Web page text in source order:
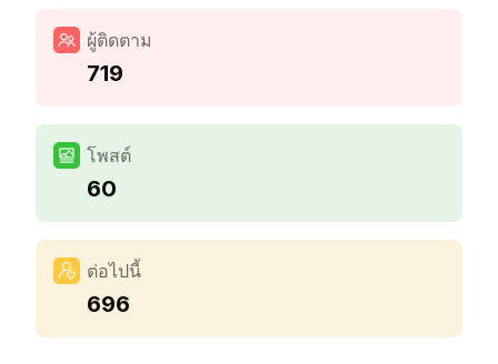
ผู้ติดตาม
719
โพสต์
60
ต่อไปนี้
696